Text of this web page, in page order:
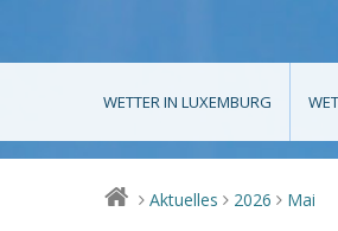
WETTER IN LUXEMBURG
> Aktuelles > 2026 > Mai